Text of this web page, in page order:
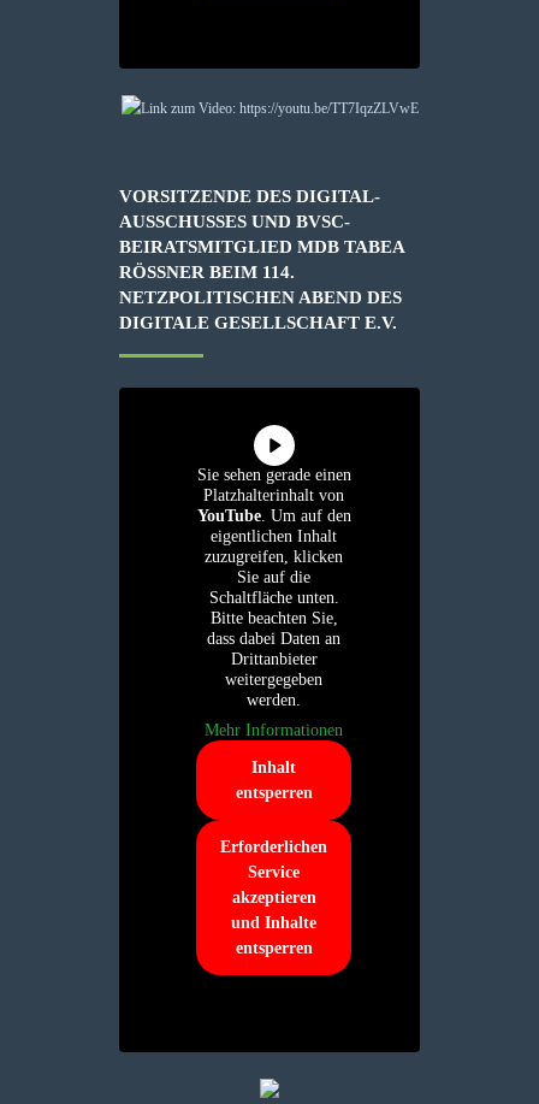
VORSITZENDE DES DIGITAL-
AUSSCHUSSES UND BVSC-
BEIRATSMITGLIED MDB TABEA
RÖSSNER BEIM 114. N
ETZPOLITISCHEN ABEND DES D
IGITALE GESELLSCHAFT E.V.
Sie sehen gerade einen
Platzhalterinhalt von
YouTube. Um auf den
eigentlichen Inhalt
zuzugreifen, klicken
Sie auf die
Schaltfläche unten.
Bitte beachten Sie,
dass dabei Daten an
Drittanbieter
weitergegeben
werden.
Mehr Informationen
Inhalt
entsperren
Erforderlichen
Service
akzeptieren
und Inhalte
entsperren